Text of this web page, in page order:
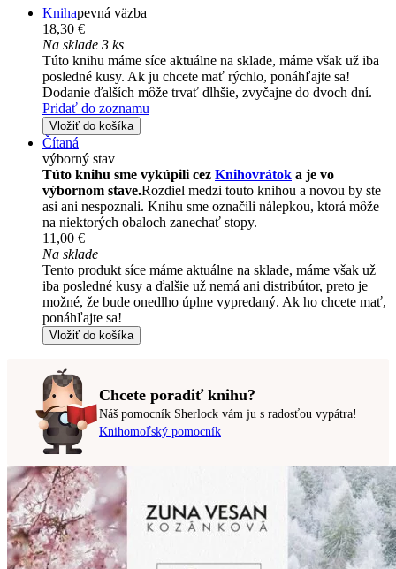
Knihapevná väzba
18,30 €
Na sklade 3 ks
Túto knihu máme síce aktuálne na sklade, máme však už iba
posledné kusy. Ak ju chcete mať rýchlo, ponáhľajte sa!
Dodanie ďalších môže trvať dlhšie, zvyčajne do dvoch dní.
Pridať do zoznamu
Vložiť do košíka
Čítaná
výborný stav
Túto knihu sme vykúpili cez Knihovrátok a je vo
výbornom stave.Rozdiel medzi touto knihou a novou by ste
asi ani nespoznali. Knihu sme označili nálepkou, ktorá môže
na niektorých obaloch zanechať stopy.
11,00 €
Na sklade
Tento produkt síce máme aktuálne na sklade, máme však už
iba posledné kusy a ďalšie už nemá ani distribútor, preto je
možné, že bude onedlho úplne vypredaný. Ak ho chcete mať,
ponáhľajte sa!
Vložiť do košíka
Chcete poradiť knihu?
Náš pomocník Sherlock vám ju s radosťou vypátra!
Knihomoľský pomocník